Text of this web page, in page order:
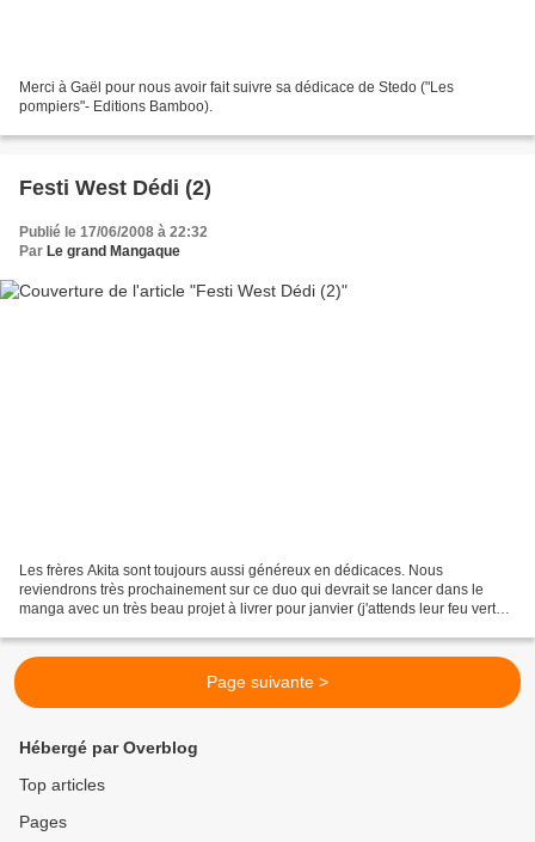
Merci à Gaël pour nous avoir fait suivre sa dédicace de Stedo ("Les
pompiers"- Editions Bamboo).
Festi West Dédi (2)
Publié le 17/06/2008 à 22:32
Par Le grand Mangaque
Les frères Akita sont toujours aussi généreux en dédicaces. Nous
reviendrons très prochainement sur ce duo qui devrait se lancer dans le
manga avec un très beau projet à livrer pour janvier (j'attends leur feu vert
Page suivante >
Hébergé par Overblog
Top articles
Pages